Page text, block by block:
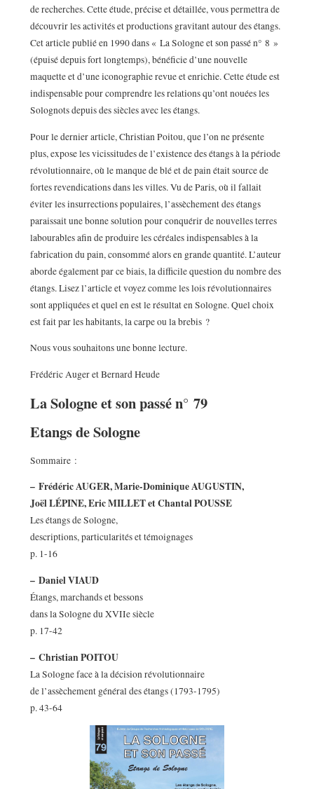
de recherches. Cette étude, précise et détaillée, vous permettra de
découvrir les activités et productions gravitant autour des étangs.
Cet article publié en 1990 dans « La Sologne et son passé n° 8 »
(épuisé depuis fort longtemps), bénéficie d’une nouvelle
maquette et d’une iconographie revue et enrichie. Cette étude est
indispensable pour comprendre les relations qu’ont nouées les
Solognots depuis des siècles avec les étangs.
Pour le dernier article, Christian Poitou, que l’on ne présente
plus, expose les vicissitudes de l’existence des étangs à la période
révolutionnaire, où le manque de blé et de pain était source de
fortes revendications dans les villes. Vu de Paris, où il fallait
éviter les insurrections populaires, l’assèchement des étangs
paraissait une bonne solution pour conquérir de nouvelles terres
labourables afin de produire les céréales indispensables à la
fabrication du pain, consommé alors en grande quantité. L’auteur
aborde également par ce biais, la difficile question du nombre des
étangs. Lisez l’article et voyez comme les lois révolutionnaires
sont appliquées et quel en est le résultat en Sologne. Quel choix
est fait par les habitants, la carpe ou la brebis ?
Nous vous souhaitons une bonne lecture.
Frédéric Auger et Bernard Heude
La Sologne et son passé n° 79
Etangs de Sologne
Sommaire :
– Frédéric AUGER, Marie-Dominique AUGUSTIN,
Joël LÉPINE, Eric MILLET et Chantal POUSSE
Les étangs de Sologne,
descriptions, particularités et témoignages
p. 1-16
– Daniel VIAUD
Étangs, marchands et bessons
dans la Sologne du XVIIe siècle
p. 17-42
– Christian POITOU
La Sologne face à la décision révolutionnaire
de l’assèchement général des étangs (1793-1795)
p. 43-64